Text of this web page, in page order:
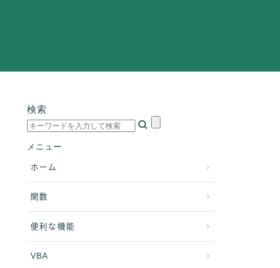
検索
メニュー
ホーム
関数
便利な機能
VBA